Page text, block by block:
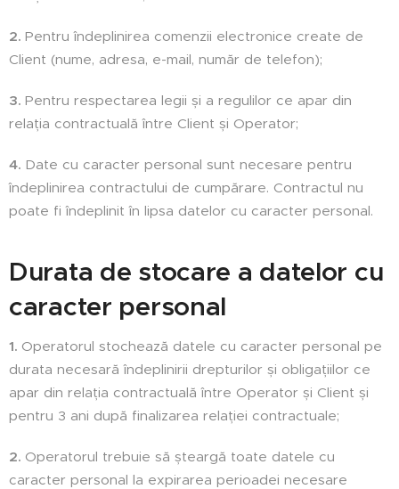
2. Pentru îndeplinirea comenzii electronice create de
Client (nume, adresa, e-mail, număr de telefon);
3. Pentru respectarea legii și a regulilor ce apar din
relația contractuală între Client și Operator;
4. Date cu caracter personal sunt necesare pentru
îndeplinirea contractului de cumpărare. Contractul nu
poate fi îndeplinit în lipsa datelor cu caracter personal.
Durata de stocare a datelor cu
caracter personal
1. Operatorul stochează datele cu caracter personal pe
durata necesară îndeplinirii drepturilor și obligațiilor ce
apar din relația contractuală între Operator și Client și
pentru 3 ani după finalizarea relației contractuale;
2. Operatorul trebuie să șteargă toate datele cu
caracter personal la expirarea perioadei necesare